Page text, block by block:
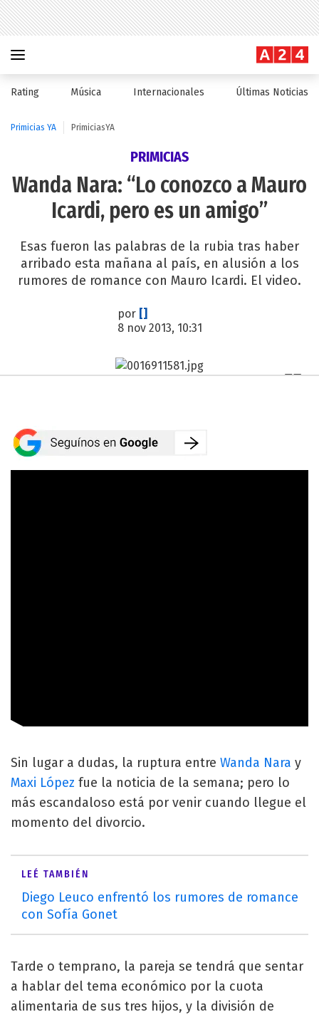
Rating Música Internacionales Últimas Noticias
Primicias YA PrimiciasYA
PRIMICIAS
Wanda Nara: “Lo conozco a Mauro
Icardi, pero es un amigo”
Esas fueron las palabras de la rubia tras haber
arribado esta mañana al país, en alusión a los
rumores de romance con Mauro Icardi. El video.
por []
8 nov 2013, 10:31
Sin lugar a dudas, la ruptura entre Wanda Nara y
Maxi López fue la noticia de la semana; pero lo
más escandaloso está por venir cuando llegue el
momento del divorcio.
LEÉ TAMBIÉN
Diego Leuco enfrentó los rumores de romance
con Sofía Gonet
Tarde o temprano, la pareja se tendrá que sentar
a hablar del tema económico por la cuota
alimentaria de sus tres hijos, y la división de